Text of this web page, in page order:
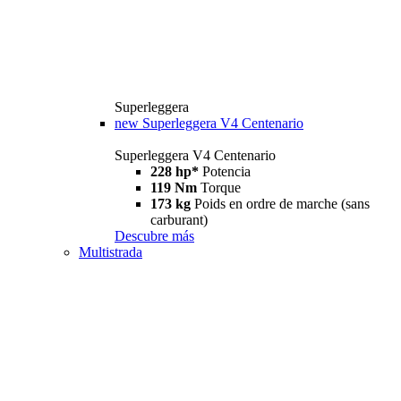
Superleggera
new Superleggera V4 Centenario
Superleggera V4 Centenario
228 hp* Potencia
119 Nm Torque
173 kg Poids en ordre de marche (sans
carburant)
Descubre más
Multistrada